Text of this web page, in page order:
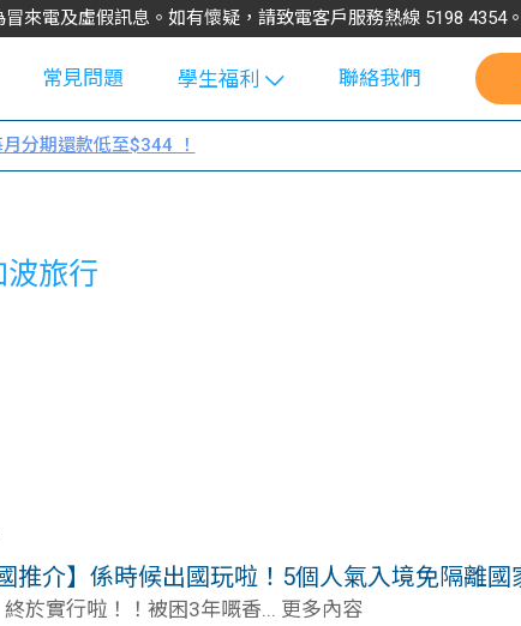
來電及虛假訊息。如有懷疑，請致電客戶服務熱線 5198 4354。
常見問題
學生福利
uFinance 校
園贊助
聯絡我們
分期還款低至$344 ！
旅行
推介】係時候出國玩啦！5個人氣入境免隔離國
終於實行啦！！被困3年嘅香... 更多內容